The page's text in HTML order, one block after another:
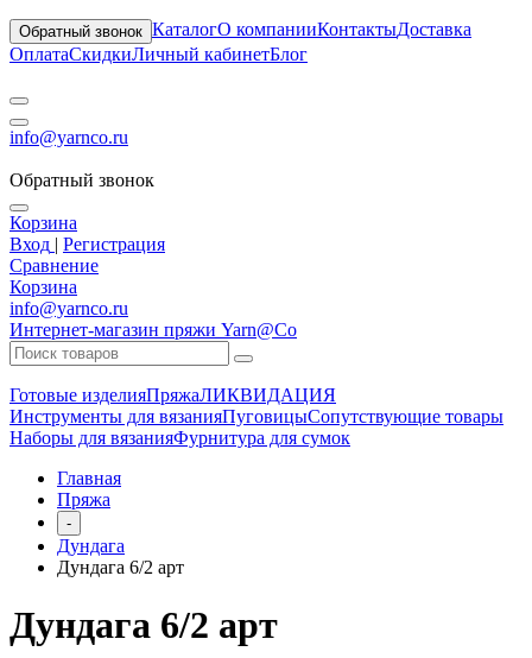
Обратный звонок КаталогО компанииКонтактыДоставка
ОплатаСкидкиЛичный кабинетБлог
info@yarnco.ru
Обратный звонок
Корзина
Вход | Регистрация
Сравнение
Корзина
info@yarnco.ru
Интернет-магазин пряжи Yarn@Co
Готовые изделияПряжаЛИКВИДАЦИЯ
Инструменты для вязанияПуговицыСопутствующие товары
Наборы для вязанияФурнитура для сумок
Главная
Пряжа
-
Дундага
Дундага 6/2 арт
Дундага 6/2 арт